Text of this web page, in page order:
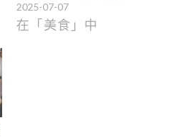
2025-07-07
在「美食」中